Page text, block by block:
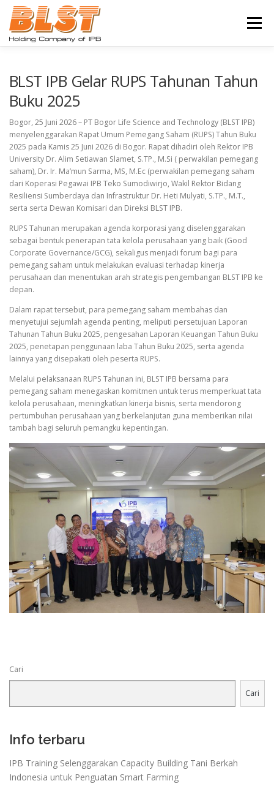
Lompat
konten
Menu
HUBUNGI KAMI
BLST IPB Gelar RUPS Tahunan Tahun
Buku 2025
Bogor, 25 Juni 2026 – PT Bogor Life Science and Technology (BLST IPB)
menyelenggarakan Rapat Umum Pemegang Saham (RUPS) Tahun Buku
2025 pada Kamis 25 Juni 2026 di Bogor. Rapat dihadiri oleh Rektor IPB
University Dr. Alim Setiawan Slamet, S.TP., M.Si ( perwakilan pemegang
saham), Dr. Ir. Ma’mun Sarma, MS, M.Ec (perwakilan pemegang saham
dari Koperasi Pegawai IPB Teko Sumodiwirjo, Wakil Rektor Bidang
Resiliensi Sumberdaya dan Infrastruktur Dr. Heti Mulyati, S.TP., M.T.,
serta serta Dewan Komisari dan Direksi BLST IPB.
RUPS Tahunan merupakan agenda korporasi yang diselenggarakan
sebagai bentuk penerapan tata kelola perusahaan yang baik (Good
Corporate Governance/GCG), sekaligus menjadi forum bagi para
pemegang saham untuk melakukan evaluasi terhadap kinerja
perusahaan dan menentukan arah strategis pengembangan BLST IPB ke
depan.
Dalam rapat tersebut, para pemegang saham membahas dan
menyetujui sejumlah agenda penting, meliputi persetujuan Laporan
Tahunan Tahun Buku 2025, pengesahan Laporan Keuangan Tahun Buku
2025, penetapan penggunaan laba Tahun Buku 2025, serta agenda
lainnya yang disepakati oleh peserta RUPS.
Melalui pelaksanaan RUPS Tahunan ini, BLST IPB bersama para
pemegang saham menegaskan komitmen untuk terus memperkuat tata
kelola perusahaan, meningkatkan kinerja bisnis, serta mendorong
pertumbuhan perusahaan yang berkelanjutan guna memberikan nilai
tambah bagi seluruh pemangku kepentingan.
Cari
Cari
Info terbaru
IPB Training Selenggarakan Capacity Building Tani Berkah
Indonesia untuk Penguatan Smart Farming